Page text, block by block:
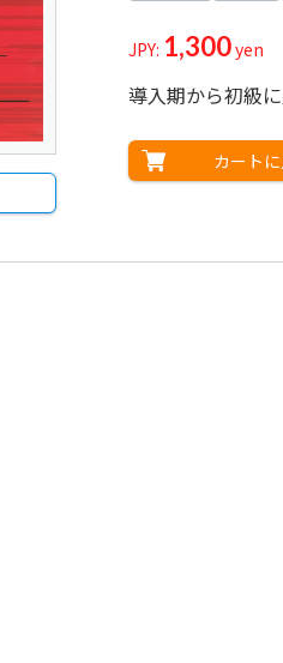
JPY: 1,300yen
導入期から初級
カート